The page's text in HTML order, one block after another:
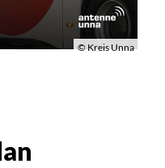
© Kreis Unna